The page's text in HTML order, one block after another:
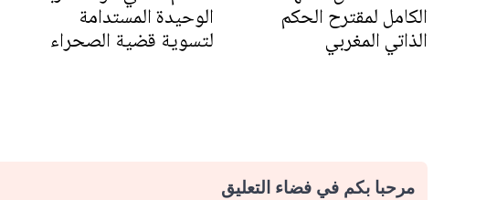
الكامل لمقترح الحكم
الذاتي المغربي
الوحيدة المستدامة
لتسوية قضية الصحراء
مرحبا بكم في فضاء التعليق